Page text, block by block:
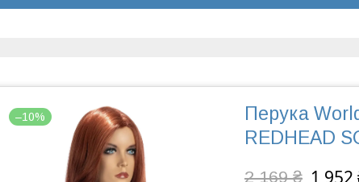
–10%
Перука
REDHEAD
2 169 ₴ 1 952